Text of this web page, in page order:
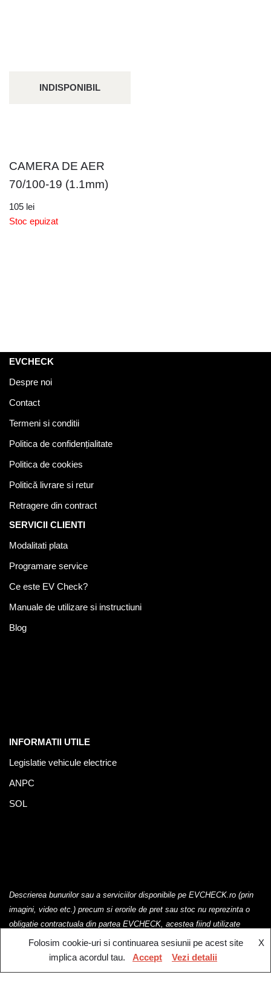
INDISPONIBIL
CAMERA DE AER
70/100-19 (1.1mm)
105 lei
Stoc epuizat
EVCHECK
Despre noi
Contact
Termeni si conditii
Politica de confidențialitate
Politica de cookies
Politică livrare si retur
Retragere din contract
SERVICII CLIENTI
Modalitati plata
Programare service
Ce este EV Check?
Manuale de utilizare si instructiuni
Blog
INFORMATII UTILE
Legislatie vehicule electrice
ANPC
SOL
Descrierea bunurilor sau a serviciilor disponibile pe EVCHECK.ro (prin
imagini, video etc.) precum si erorile de pret sau stoc nu reprezinta o
obligatie contractuala din partea EVCHECK, acestea fiind utilizate
exclusiv cu titlu de prezentare.
EV Check @2023. Toate drepturile rezervate.
Folosim cookie-uri si continuarea sesiunii pe acest site
implica acordul tau.
X
Accept
Vezi detalii